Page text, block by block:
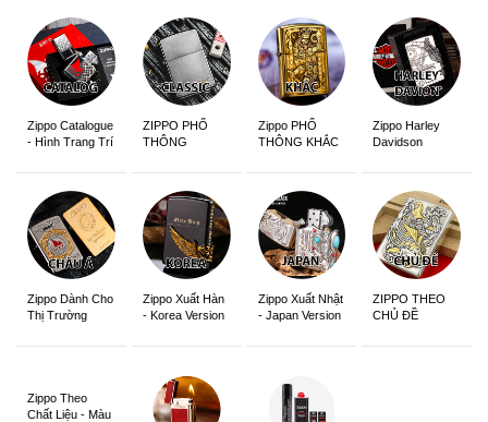
Zippo Catalogue
- Hình Trang Trí
ZIPPO PHỔ
THÔNG
Zippo PHỔ
THÔNG KHẮC
Zippo Harley
Davidson
Zippo Dành Cho
Thị Trường
Zippo Xuất Hàn
- Korea Version
Zippo Xuất Nhật
- Japan Version
ZIPPO THEO
CHỦ ĐỀ
Zippo Theo
Chất Liệu - Màu